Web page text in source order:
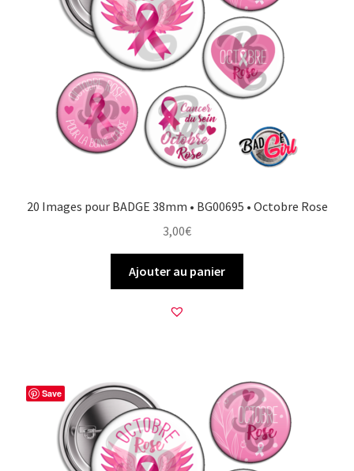
20 Images pour BADGE 38mm • BG00695 • Octobre Rose
3,00€
Ajouter au panier
Save